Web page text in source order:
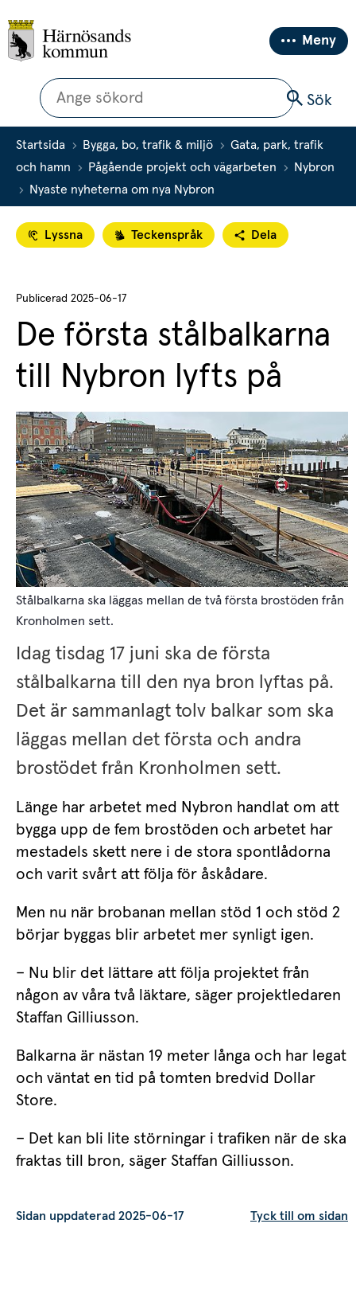
Meny
Sök
Sök
Startsida Bygga, bo, trafik & miljö
Gata, park, trafik
och hamn
Pågående projekt och vägarbeten
Nybron
Nyaste nyheterna om nya Nybron
Lyssna Teckenspråk Dela
Publicerad 2025-06-17
De första stålbalkarna
till Nybron lyfts på
Stålbalkarna ska läggas mellan de två första brostöden från
Kronholmen sett.
Idag tisdag 17 juni ska de första
stålbalkarna till den nya bron lyftas på.
Det är sammanlagt tolv balkar som ska
läggas mellan det första och andra
brostödet från Kronholmen sett.
Länge har arbetet med Nybron handlat om att
bygga upp de fem brostöden och arbetet har
mestadels skett nere i de stora spontlådorna
och varit svårt att följa för åskådare.
Men nu när brobanan mellan stöd 1 och stöd 2
börjar byggas blir arbetet mer synligt igen.
– Nu blir det lättare att följa projektet från
någon av våra två läktare, säger projektledaren
Staffan Gilliusson.
Balkarna är nästan 19 meter långa och har legat
och väntat en tid på tomten bredvid Dollar
Store.
– Det kan bli lite störningar i trafiken när de ska
fraktas till bron, säger Staffan Gilliusson.
Sidan uppdaterad 2025-06-17 Tyck till om sidan